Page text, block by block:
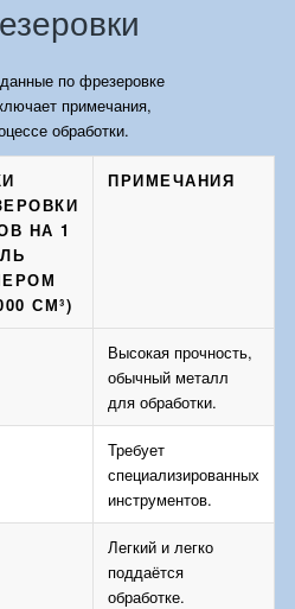
по фрезеровке
примечания,
обработки.
НА 1
СМ³)
ПРИМЕЧАНИЯ
Высокая прочность,
обычный металл
для обработки.
Требует
специализированных
инструментов.
Легкий и легко
поддаётся
обработке.